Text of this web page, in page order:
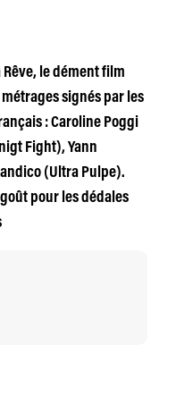
le dément film
signés par les
: Caroline Poggi
Fight), Yann
(Ultra Pulpe).
pour les dédales